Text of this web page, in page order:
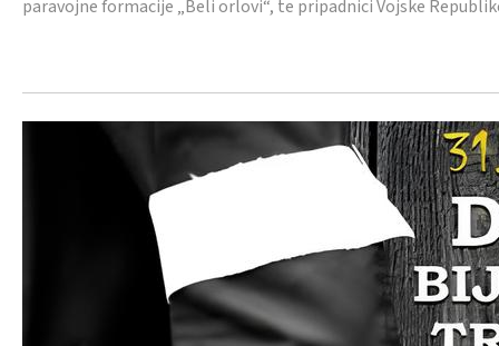
paravojne formacije „Beli orlovi“, te pripadnici Vojske